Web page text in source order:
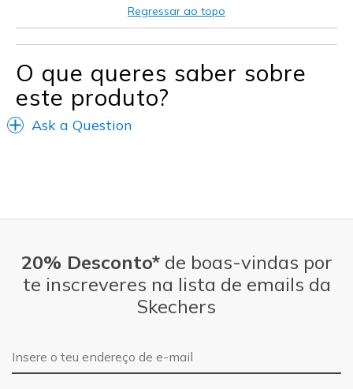
Regressar ao topo
O que queres saber sobre
este produto?
Ask a Question
20% Desconto*de boas-vindas por
te inscreveres na lista de emails da
Skechers
Endereço de e-mail